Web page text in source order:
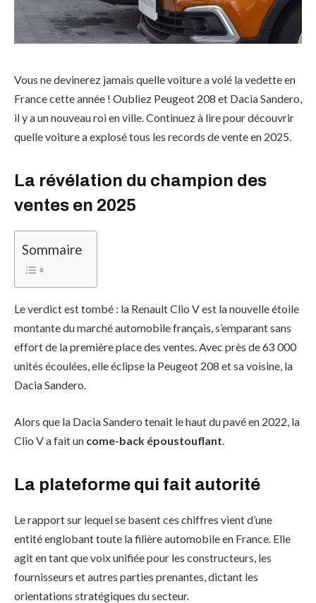
Vous ne devinerez jamais quelle voiture a volé la vedette en
France cette année ! Oubliez Peugeot 208 et Dacia Sandero,
il y a un nouveau roi en ville. Continuez à lire pour découvrir
quelle voiture a explosé tous les records de vente en 2025.
La révélation du champion des
ventes en 2025
Sommaire
Le verdict est tombé : la Renault Clio V est la nouvelle étoile
montante du marché automobile français, s’emparant sans
effort de la première place des ventes. Avec près de 63 000
unités écoulées, elle éclipse la Peugeot 208 et sa voisine, la
Dacia Sandero.
Alors que la Dacia Sandero tenait le haut du pavé en 2022, la
Clio V a fait un come-back époustouflant
La plateforme qui fait autorité
Le rapport sur lequel se basent ces chiffres vient d’une
entité englobant toute la filière automobile en France. Elle
agit en tant que voix unifiée pour les constructeurs, les
fournisseurs et autres parties prenantes, dictant les
orientations stratégiques du secteur.